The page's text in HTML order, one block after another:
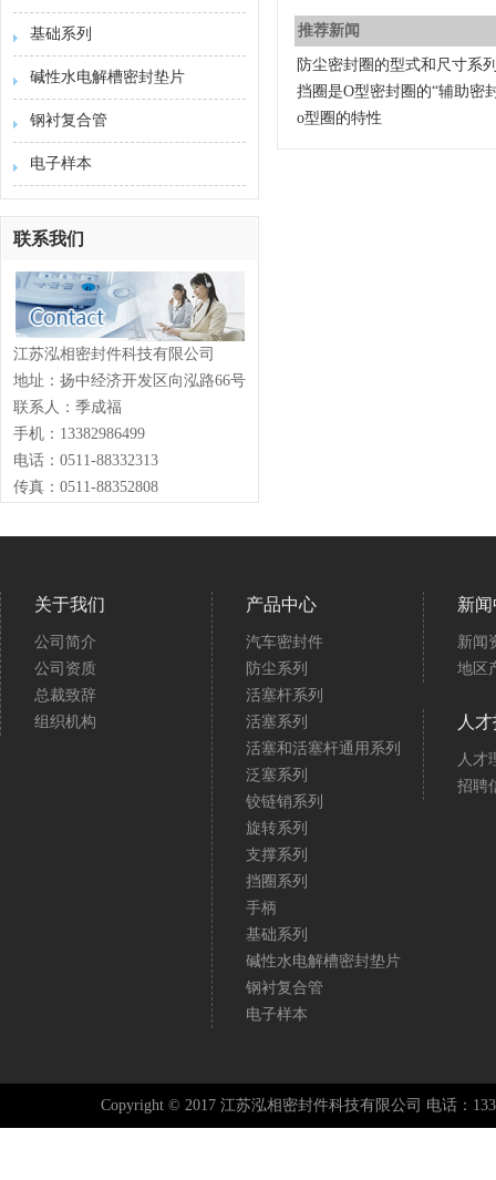
基础系列
碱性水电解槽密封垫片
钢衬复合管
电子样本
联系我们
江苏泓相密封件科技有限公司
地址：扬中经济开发区向泓路66号
联系人：季成福
手机：13382986499
电话：0511-88332313
传真：0511-88352808
推荐新闻
防尘密封圈的型式和尺寸系
挡圈是O型密封圈的“辅助密
o型圈的特性
关于我们
公司简介
公司资质
总裁致辞
组织机构
产品中心
汽车密封件
防尘系列
活塞杆系列
活塞系列
活塞和活塞杆通用系列
泛塞系列
铰链销系列
旋转系列
支撑系列
挡圈系列
手柄
基础系列
碱性水电解槽密封垫片
钢衬复合管
电子样本
新
新闻
地区
人
人才
招聘
Copyright © 2017 江苏泓相密封件科技有限公司 电话：